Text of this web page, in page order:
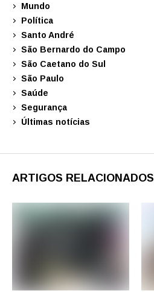
Mundo
Política
Santo André
São Bernardo do Campo
São Caetano do Sul
São Paulo
Saúde
Segurança
Últimas notícias
ARTIGOS RELACIONADOS